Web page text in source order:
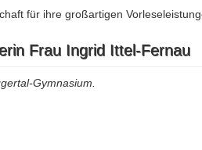
für ihre großartigen
Frau Ingrid Ittel-Fernau
Gymnasium.